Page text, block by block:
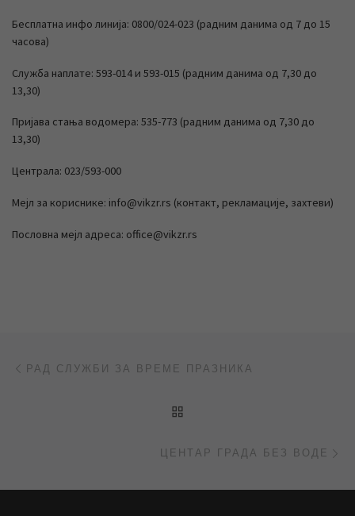
Бесплатна инфо линија: 0800/024-023 (радним данима од 7 до 15
часова)
Служба наплате: 593-014 и 593-015 (радним данима од 7,30 до
13,30)
Пријава стања водомера: 535-773 (радним данима од 7,30 до
13,30)
Централа: 023/593-000
Мејл за кориснике: info@vikzr.rs (контакт, рекламације, захтеви)
Пословна мејл адреса: office@vikzr.rs
Post navigation
РАД СЛУЖБИ ЗА ВРЕМЕ ПРАЗНИКА
ЦЕНТАР ГРАДА БЕЗ ВОДЕ